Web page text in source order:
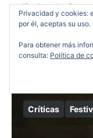
películas de
Rubber y Wrong
Ver entrada
Críticas
Privacidad y cookies:
por él, aceptas su uso.
Para obtener más
consulta: Política de